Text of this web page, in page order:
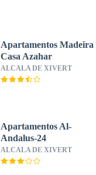
Apartamentos Madeira
Casa Azahar
ALCALA DE XIVERT
Apartamentos Al-
Andalus-24
ALCALA DE XIVERT